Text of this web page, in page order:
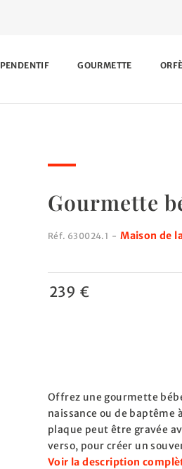
PENDENTIF GOURMETTE
Gourmette
Réf. 630024.1 -Maison de
239 €
Offrez une gourmette
naissance ou de baptême
plaque peut être gravée
verso, pour créer un
Voir la description